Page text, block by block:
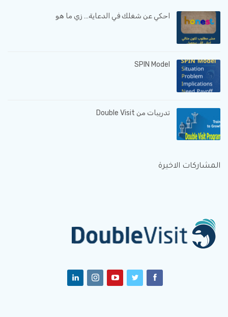
احكي عن شغلك في الدعاية… زي ما هو
SPIN Model
تدريبات من Double Visit
المشاركات الاخيرة